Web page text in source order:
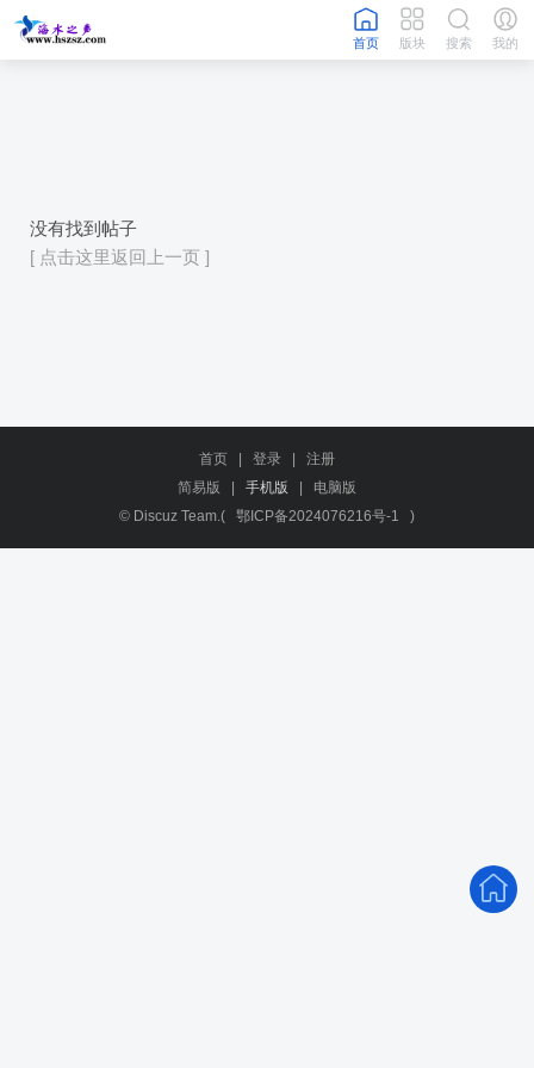
首页 版块 搜索 我的
没有找到帖子
[ 点击这里返回上一页 ]
首页 登录
注册
简易版
手机版
电脑版
© Discuz Team.(
鄂ICP备2024076216号-1 )